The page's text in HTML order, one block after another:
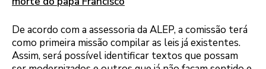
De acordo com a assessoria da ALEP, a comissão terá
como primeira missão compilar as leis já existentes.
Assim, será possível identificar textos que possam